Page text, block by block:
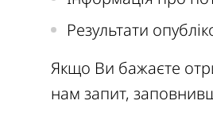
Результати
Якщо Ви бажаєте
нам запит,